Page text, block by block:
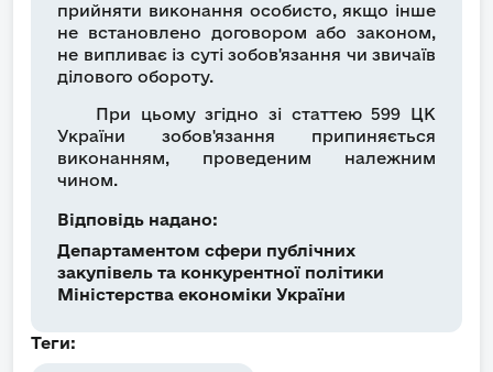
прийняти виконання особисто, якщо інше
не встановлено договором або законом,
не випливає із суті зобов'язання чи звичаїв
ділового обороту.
При цьому згідно зі статтею 599 ЦК
України зобов'язання припиняється
виконанням, проведеним належним
чином.
Відповідь надано:
Департаментом сфери публічних
закупівель та конкурентної політики
Міністерства економіки України
Теги: